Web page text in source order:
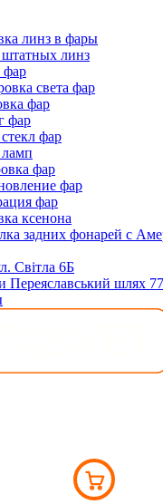
линз в фары
штатных линз
фар
света фар
фар
фар
фар
фар
фар
фар
ксенона
задних фонарей с
Світла 6Б
Переяславський шлях